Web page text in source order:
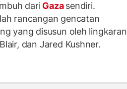
dariGazasendiri.
rancangan gencatan
yang disusun oleh lingkaran
dan Jared Kushner.